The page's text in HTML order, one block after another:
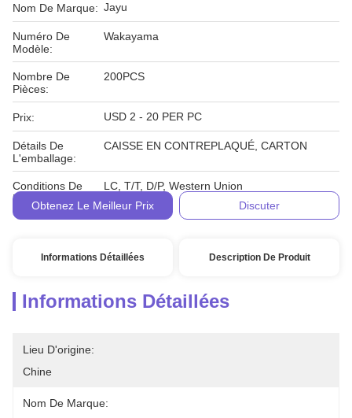
Nom De Marque: Jayu
Numéro De
Modèle:
Wakayama
Nombre De
Pièces:
200PCS
Prix: USD 2 - 20 PER PC
Détails De
L'emballage:
CAISSE EN CONTREPLAQUÉ, CARTON
Conditions De
Paiement:
LC, T/T, D/P, Western Union
Obtenez Le Meilleur Prix
Discuter
Informations Détaillées Description De Produit
Informations Détaillées
Lieu D'origine:
Chine
Nom De Marque: